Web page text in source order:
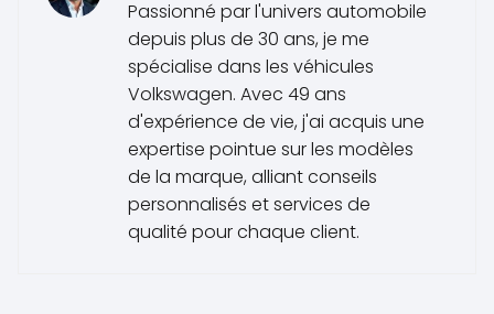
Passionné par l'univers automobile
depuis plus de 30 ans, je me
spécialise dans les véhicules
Volkswagen. Avec 49 ans
d'expérience de vie, j'ai acquis une
expertise pointue sur les modèles
de la marque, alliant conseils
personnalisés et services de
qualité pour chaque client.